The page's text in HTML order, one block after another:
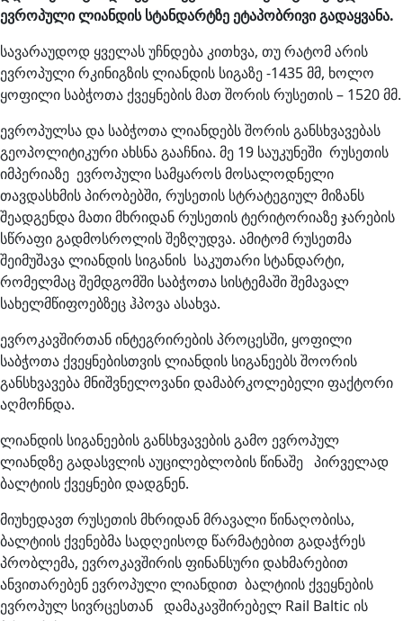
ევროპული ლიანდის სტანდარტზე ეტაპობრივი გადაყვანა.
სავარაუდოდ ყველას უჩნდება კითხვა, თუ რატომ არის
ევროპული რკინიგზის ლიანდის სიგაზე -1435 მმ, ხოლო
ყოფილი საბჭოთა ქვეყნების მათ შორის რუსეთის – 1520 მმ.
ევროპულსა და საბჭოთა ლიანდებს შორის განსხვავებას
გეოპოლიტიკური ახსნა გააჩნია. მე 19 საუკუნეში რუსეთის
იმპერიაზე ევროპული სამყაროს მოსალოდნელი
თავდასხმის პირობებში, რუსეთის სტრატეგიულ მიზანს
შეადგენდა მათი მხრიდან რუსეთის ტერიტორიაზე ჯარების
სწრაფი გადმოსროლის შეზღუდვა. ამიტომ რუსეთმა
შეიმუშავა ლიანდის სიგანის საკუთარი სტანდარტი,
რომელმაც შემდგომში საბჭოთა სისტემაში შემავალ
სახელმწიფოებზეც ჰპოვა ასახვა.
ევროკავშირთან ინტეგრირების პროცესში, ყოფილი
საბჭოთა ქვეყნებისთვის ლიანდის სიგანეებს შოორის
განსხვავება მნიშვნელოვანი დამაბრკოლებელი ფაქტორი
აღმოჩნდა.
ლიანდის სიგანეების განსხვავების გამო ევროპულ
ლიანდზე გადასვლის აუცილებლობის წინაშე პირველად
ბალტიის ქვეყნები დადგნენ.
მიუხედავთ რუსეთის მხრიდან მრავალი წინაღობისა,
ბალტიის ქვენებმა სადღეისოდ წარმატებით გადაჭრეს
პრობლემა, ევროკავშირის ფინანსური დახმარებით
ანვითარებენ ევროპული ლიანდით ბალტიის ქვეყნების
ევროპულ სივრცესთან დამაკავშირებელ Rail Baltic ის